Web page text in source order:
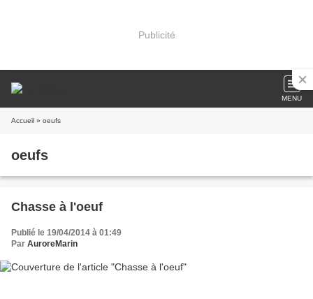
Publicité
MENU
Accueil » oeufs
oeufs
Chasse à l'oeuf
Publié le 19/04/2014 à 01:49
Par AuroreMarin